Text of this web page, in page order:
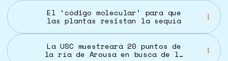
El ‘código molecular’ para que
las plantas resistan la sequía
La USC muestreará 20 puntos de
la ría de Arousa en busca de la